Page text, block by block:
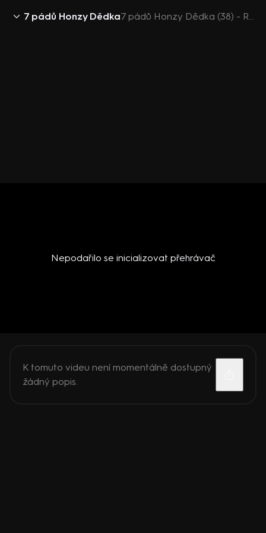
7 pádů Honzy Dědka 7 pádů Honzy Dědka (38) - Roman Zach plánuje život v maringotce
Nepodařilo se inicializovat přehrávač
K tomuto videu není momentálně dostupný
žádný popis.